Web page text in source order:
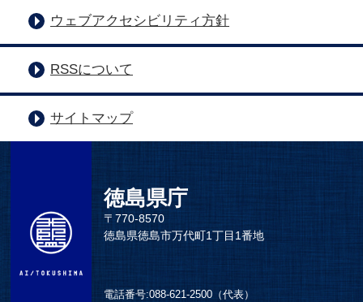
ウェブアクセシビリティ方針
RSSについて
サイトマップ
徳島県庁
〒770-8570
徳島県徳島市万代町1丁目1番地
電話番号:088-621-2500（代表）